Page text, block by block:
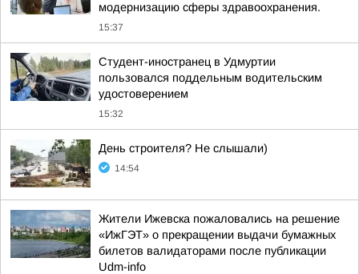
модернизацию сферы здравоохранения.
15:37
Студент-иностранец в Удмуртии
пользовался поддельным водительским
удостоверением
15:32
День строителя? Не слышали)
14:54
Жители Ижевска пожаловались на решение
«ИжГЭТ» о прекращении выдачи бумажных
билетов валидаторами после публикации
Udm-info